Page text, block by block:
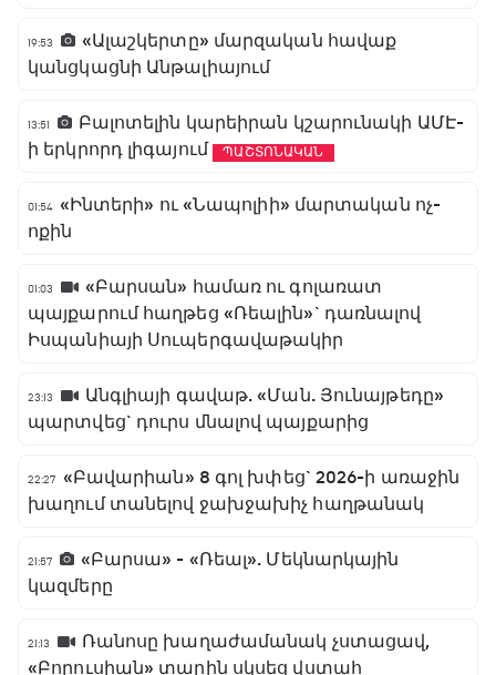
19:53
«Ալաշկերտը» մարզական հավաք
կանցկացնի Անթալիայում
13:51
Բալոտելին կարեիրան կշարունակի ԱՄԷ-
ի երկրորդ լիգայում
ՊԱՇՏՈՆԱԿԱՆ
01:54 «Ինտերի» ու «Նապոլիի» մարտական ոչ-
ոքին
01:03
«Բարսան» համառ ու գոլառատ
պայքարում հաղթեց «Ռեալին»` դառնալով
Իսպանիայի Սուպերգավաթակիր
23:13
Անգլիայի գավաթ. «Ման. Յունայթեդը»
պարտվեց` դուրս մնալով պայքարից
22:27 «Բավարիան» 8 գոլ խփեց` 2026-ի առաջին
խաղում տանելով ջախջախիչ հաղթանակ
21:57
«Բարսա» - «Ռեալ». Մեկնարկային
կազմերը
21:13
Ռանոսը խաղաժամանակ չստացավ,
«Բորուսիան» տարին սկսեց վստահ